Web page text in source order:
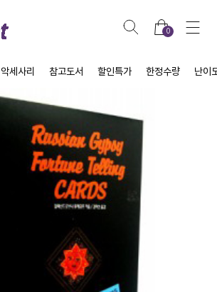
0
악세사리 참고도서 할인특가 한정수량 난이